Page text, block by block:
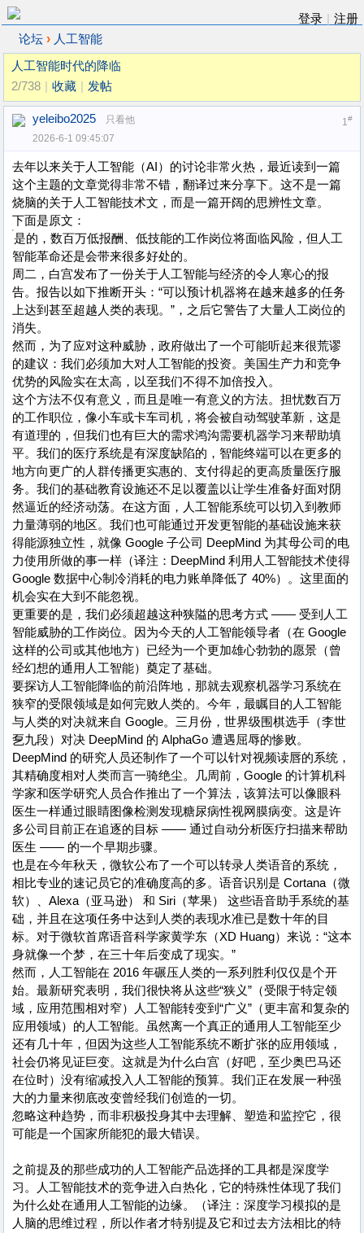
登录
注册
论坛 › 人工智能
人工智能时代的降临
2/738
收藏 发帖
1#
yeleibo2025
只看他
2026-6-1 09:45:07
去年以来关于人工智能（AI）的讨论非常火热，最近读到一篇
这个主题的文章觉得非常不错，翻译过来分享下。这不是一篇
烧脑的关于人工智能技术文，而是一篇开阔的思辨性文章。
下面是原文：
是的，数百万低报酬、低技能的工作岗位将面临风险，但人工
智能革命还是会带来很多好处的。
周二，白宫发布了一份关于人工智能与经济的令人寒心的报
告。报告以如下推断开头：“可以预计机器将在越来越多的任务
上达到甚至超越人类的表现。”，之后它警告了大量人工岗位的
消失。
然而，为了应对这种威胁，政府做出了一个可能听起来很荒谬
的建议：我们必须加大对人工智能的投资。美国生产力和竞争
优势的风险实在太高，以至我们不得不加倍投入。
这个方法不仅有意义，而且是唯一有意义的方法。担忧数百万
的工作职位，像小车或卡车司机，将会被自动驾驶革新，这是
有道理的，但我们也有巨大的需求鸿沟需要机器学习来帮助填
平。我们的医疗系统是有深度缺陷的，智能终端可以在更多的
地方向更广的人群传播更实惠的、支付得起的更高质量医疗服
务。我们的基础教育设施还不足以覆盖以让学生准备好面对阴
然逼近的经济动荡。在这方面，人工智能系统可以切入到教师
力量薄弱的地区。我们也可能通过开发更智能的基础设施来获
得能源独立性，就像 Google 子公司 DeepMind 为其母公司的电
力使用所做的事一样（译注：DeepMind 利用人工智能技术使得
Google 数据中心制冷消耗的电力账单降低了 40%）。这里面的
机会实在大到不能忽视。
更重要的是，我们必须超越这种狭隘的思考方式 —— 受到人工
智能威胁的工作岗位。因为今天的人工智能领导者（在 Google
这样的公司或其他地方）已经为一个更加雄心勃勃的愿景（曾
经幻想的通用人工智能）奠定了基础。
要探访人工智能降临的前沿阵地，那就去观察机器学习系统在
狭窄的受限领域是如何完败人类的。今年，最瞩目的人工智能
与人类的对决就来自 Google。三月份，世界级围棋选手（李世
乭九段）对决 DeepMind 的 AlphaGo 遭遇屈辱的惨败。
DeepMind 的研究人员还制作了一个可以针对视频读唇的系统，
其精确度相对人类而言一骑绝尘。几周前，Google 的计算机科
学家和医学研究人员合作推出了一个算法，该算法可以像眼科
医生一样通过眼睛图像检测发现糖尿病性视网膜病变。这是许
多公司目前正在追逐的目标 —— 通过自动分析医疗扫描来帮助
医生 —— 的一个早期步骤。
也是在今年秋天，微软公布了一个可以转录人类语音的系统，
相比专业的速记员它的准确度高的多。语音识别是 Cortana（微
软）、Alexa（亚马逊） 和 Siri（苹果） 这些语音助手系统的基
础，并且在这项任务中达到人类的表现水准已是数十年的目
标。对于微软首席语音科学家黄学东（XD Huang）来说：“这本
身就像一个梦，在三十年后变成了现实。”
然而，人工智能在 2016 年碾压人类的一系列胜利仅仅是个开
始。最新研究表明，我们很快将从这些“狭义”（受限于特定领
域，应用范围相对窄）人工智能转变到“广义”（更丰富和复杂的
应用领域）的人工智能。虽然离一个真正的通用人工智能至少
还有几十年，但因为这些人工智能系统不断扩张的应用领域，
社会仍将见证巨变。这就是为什么白宫（好吧，至少奥巴马还
在位时）没有缩减投入人工智能的预算。我们正在发展一种强
大的力量来彻底改变曾经我们创造的一切。
忽略这种趋势，而非积极投身其中去理解、塑造和监控它，很
可能是一个国家所能犯的最大错误。
之前提及的那些成功的人工智能产品选择的工具都是深度学
习。人工智能技术的竞争进入白热化，它的特殊性体现了我们
为什么处在通用人工智能的边缘。（译注：深度学习模拟的是
人脑的思维过程，所以作者才特别提及它和过去方法相比的特